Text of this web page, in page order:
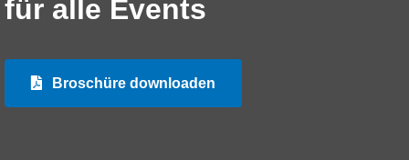
für alle Events
Broschüre downloaden